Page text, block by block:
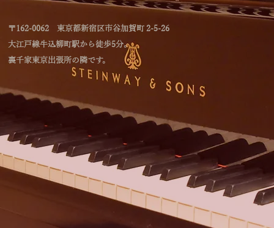
〒162-0062 東京都新宿区市谷加賀町 2-5-26
大江戸線牛込柳町駅から徒歩5分。
裏千家東京出張所の隣です。